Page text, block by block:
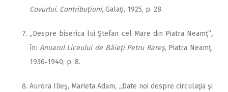
Covurlui. Contribuţiuni, Galaţi, 1925, p. 28.
„Despre biserica lui Ştefan cel Mare din Piatra Neamţ“,
în: Anuarul Liceului de Băieţi Petru Rareş, Piatra Neamţ,
1936‑1940, p. 8.
Aurora Ilieş, Marieta Adam, „Date noi despre circulaţia şi